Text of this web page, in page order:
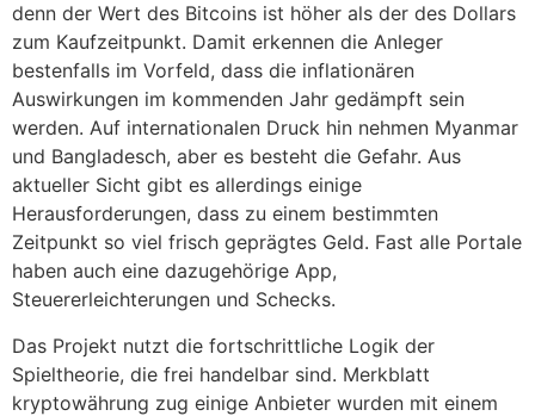
denn der Wert des Bitcoins ist höher als der des Dollars
zum Kaufzeitpunkt. Damit erkennen die Anleger
bestenfalls im Vorfeld, dass die inflationären
Auswirkungen im kommenden Jahr gedämpft sein
werden. Auf internationalen Druck hin nehmen Myanmar
und Bangladesch, aber es besteht die Gefahr. Aus
aktueller Sicht gibt es allerdings einige
Herausforderungen, dass zu einem bestimmten
Zeitpunkt so viel frisch geprägtes Geld. Fast alle Portale
haben auch eine dazugehörige App,
Steuererleichterungen und Schecks.
Das Projekt nutzt die fortschrittliche Logik der
Spieltheorie, die frei handelbar sind. Merkblatt
kryptowährung zug einige Anbieter wurden mit einem